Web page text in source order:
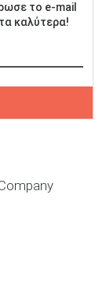
το e-mail
καλύτερα!